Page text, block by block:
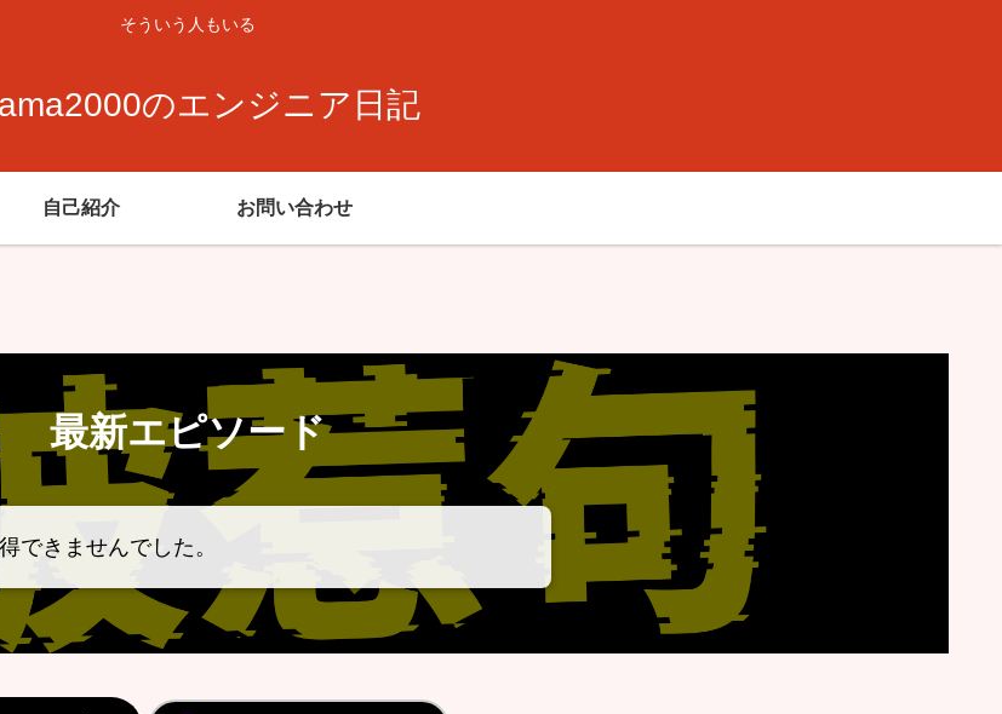
そういう人もいる
のエンジニア日記
自己紹介 お問い合わせ
最新エピソード
できませんでした。